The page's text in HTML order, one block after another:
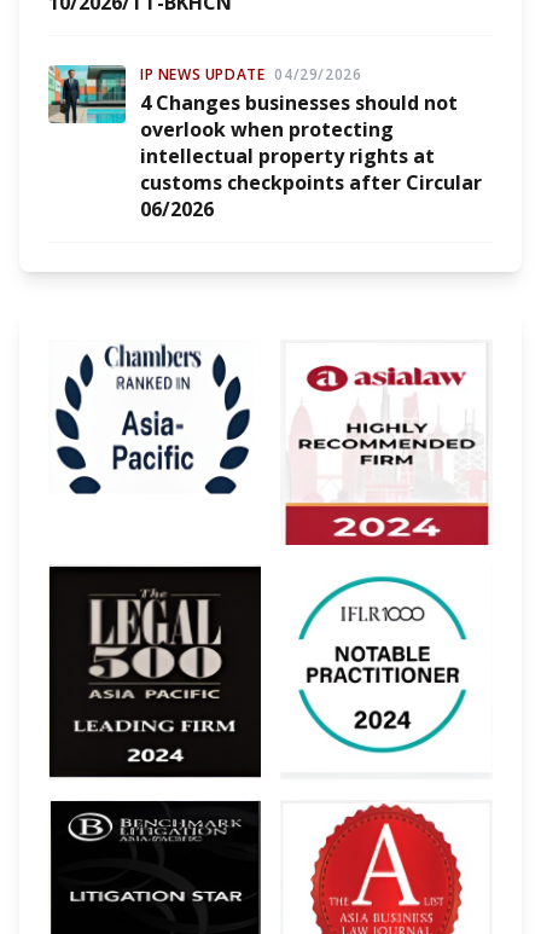
IP NEWS UPDATE 04/29/2026
4 Changes businesses should not
overlook when protecting
intellectual property rights at
customs checkpoints after Circular
06/2026